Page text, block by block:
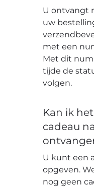
U ontvangt
uw
met een
Met dit
tijde de
volgen.
Kan ik
cadeau
U kunt een
opgeven.
nog geen